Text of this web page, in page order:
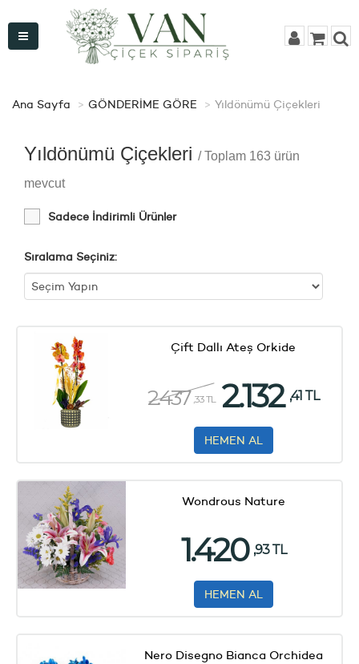
Ana Sayfa GÖNDERİME GÖRE Yıldönümü Çiçekleri
Yıldönümü Çiçekleri / Toplam 163 ürün
mevcut
Sadece İndirimli Ürünler
Sıralama Seçiniz:
Çift Dallı Ateş Orkide
2.437 ,33 TL 2.132 ,41 TL
HEMEN AL
Wondrous Nature
1.420 ,93 TL
HEMEN AL
Nero Disegno Bianca Orchidea